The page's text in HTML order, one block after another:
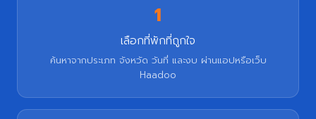
1
เลือกที่พักที่ถูกใจ
ค้นหาจากประเภท จังหวัด วันที่ และงบ ผ่านแอปหรือเว็บ
Haadoo